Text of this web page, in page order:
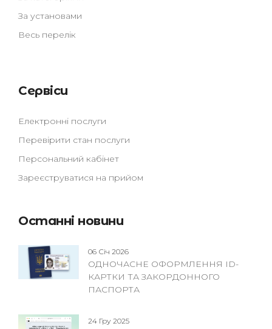
За установами
Весь перелік
Сервіси
Електронні послуги
Перевірити стан послуги
Персональний кабінет
Зареєструватися на прийом
Останні новини
06 Січ 2026
ОДНОЧАСНЕ ОФОРМЛЕННЯ ID-
КАРТКИ ТА ЗАКОРДОННОГО
ПАСПОРТА
24 Гру 2025